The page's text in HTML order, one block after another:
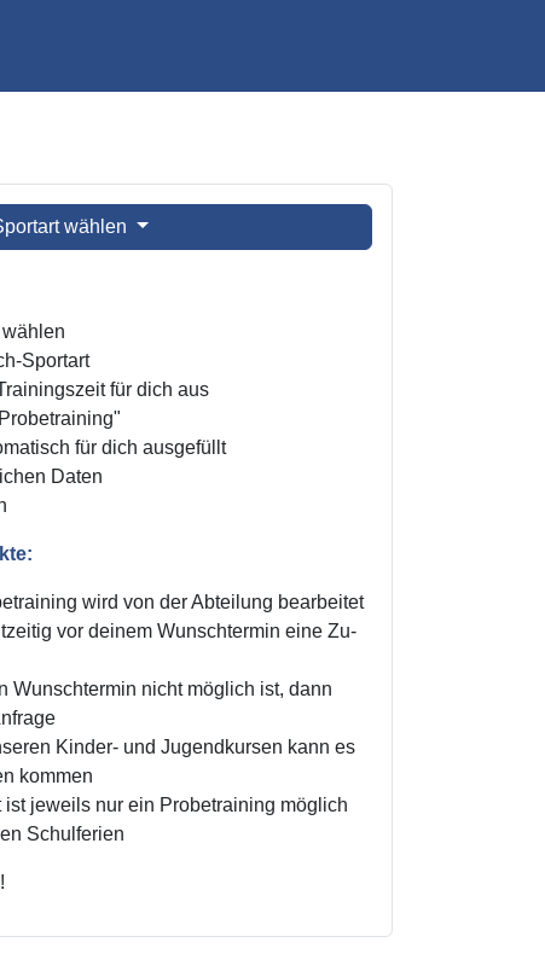
wählen
Sportart
für dich aus
für dich ausgefüllt
Daten
wird von der Abteilung bearbeitet
vor deinem Wunschtermin eine Zu-
Wunschtermin nicht möglich ist, dann
Kinder- und Jugendkursen kann es
kommen
jeweils nur ein Probetraining möglich
Schulferien